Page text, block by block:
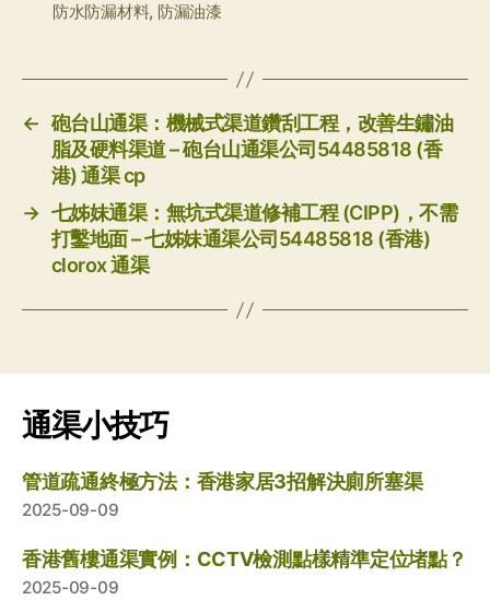
防水防漏材料, 防漏油漆
← 砲台山通渠：機械式渠道鑽刮工程，改善生鏽油
脂及硬料渠道 – 砲台山通渠公司54485818 (香
港) 通渠 cp
→ 七姊妹通渠：無坑式渠道修補工程 (CIPP)，不需
打鑿地面 – 七姊妹通渠公司54485818 (香港)
clorox 通渠
通渠小技巧
管道疏通終極方法：香港家居3招解決廁所塞渠
2025-09-09
香港舊樓通渠實例：CCTV檢測點樣精準定位堵點？
2025-09-09